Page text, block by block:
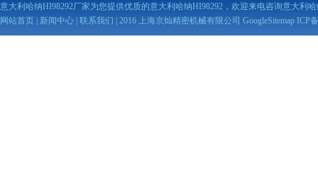
意大利哈纳HI98292厂家为您提供优质的意大利哈纳HI98292，欢迎来电咨询意大利
网站首页 | 新闻中心 | 联系我们 | 2016 上海京灿精密机械有限公司 GoogleSitemap ICP